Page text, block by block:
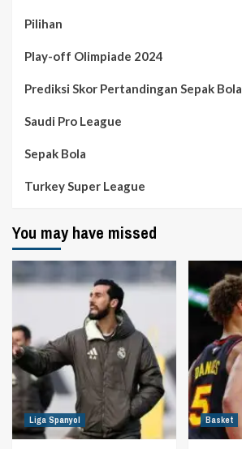
Pilihan
Play-off Olimpiade 2024
Prediksi Skor Pertandingan Sepak Bola
Saudi Pro League
Sepak Bola
Turkey Super League
You may have missed
Liga Spanyol Basket